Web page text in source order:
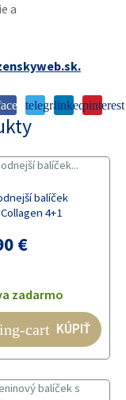
a
telegramlinkedinpinterest
balíček
4+1
€
zadarmo
cart KÚPIŤ